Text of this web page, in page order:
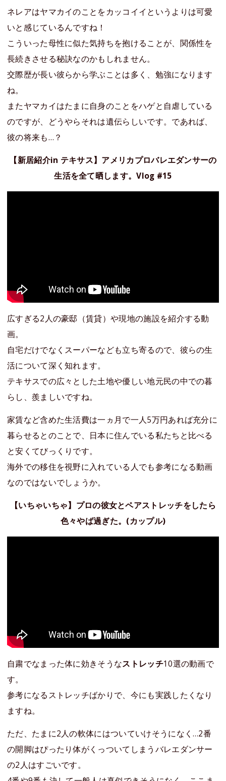
ネレアはヤマカイのことをカッコイイというよりは可愛
いと感じているんですね！
こういった母性に似た気持ちを抱けることが、関係性を
長続きさせる秘訣なのかもしれません。
交際歴が長い彼らから学ぶことは多く、勉強になります
ね。
またヤマカイはたまに自身のことをハゲと自虐している
のですが、どうやらそれは遺伝らしいです。であれば、
彼の将来も…？
【新居紹介in テキサス】アメリカプロバレエダンサーの
生活を全て晒します。Vlog #15
広すぎる2人の豪邸（賃貸）や現地の施設を紹介する動
画。
自宅だけでなくスーパーなども立ち寄るので、彼らの生
活について深く知れます。
テキサスでの広々とした土地や優しい地元民の中での暮
らし、羨ましいですね。
家賃など含めた生活費は一ヵ月で一人5万円あれば充分に
暮らせるとのことで、日本に住んでいる私たちと比べる
と安くてびっくりです。
海外での移住を視野に入れている人でも参考になる動画
なのではないでしょうか。
【いちゃいちゃ】プロの彼女とペアストレッチをしたら
色々やば過ぎた。(カップル)
自粛でなまった体に効きそうなストレッチ10選の動画で
す。
参考になるストレッチばかりで、今にも実践したくなり
ますね。
ただ、たまに2人の軟体にはついていけそうになく…2番
の開脚はぴったり体がくっついてしまうバレエダンサー
の2人はすごいです。